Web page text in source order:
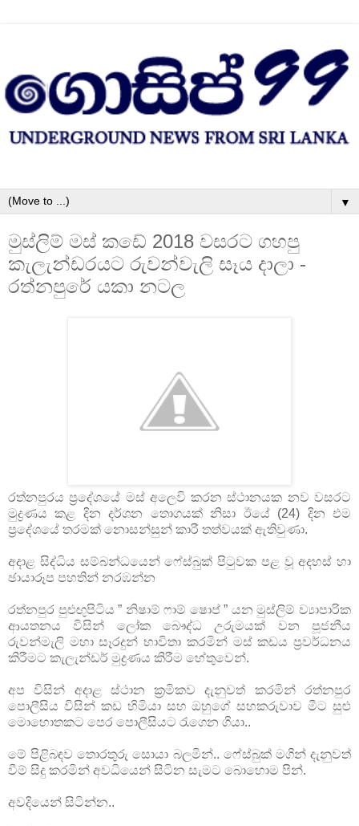
▼
මුස්ලිම් මස් කඩේ 2018 වසරට ගහපු
කැලැන්ඩරයට රුවන්වැලි සෑය දාලා -
රත්නපුරේ යකා නටල
රත්නපුරය ප්‍රදේශයේ මස් අලෙවි කරන ස්ථානයක නව වසරට
මුද්‍රණය කළ දින දර්ශන තොගයක් නිසා ඊයේ (24) දින එම
ප්‍රදේශයේ තරමක් නොසන්සුන් කාරී තත්වයක් ඇතිවුණා.
අදාළ සිද්ධිය සම්බන්ධයෙන් ෆේස්බුක් පිටුවක පළ වූ අදහස් හා
ඡායාරූප පහතින් නරඹන්න
රත්නපුර පුළුඟුපිටිය ” නිෂාම් ෆාම් ෂොප් ” යන මුස්ලිම් ව්‍යාපාරික
ආයතනය විසින් ලෝක බෞද්ධ උරුමයක් වන පූජනීය
රුවන්මැලි මහා සෑරදුන් භාවිතා කරමින් මස් කඩය ප්‍රවර්ධනය
කිරීමට කැලැන්ඩර් මුද්‍රණය කිරීම හේතුවෙන්.
අප විසින් අදාළ ස්ථාන ක්‍රමිකව දැනුවත් කරමින් රත්නපුර
පොලීසිය විසින් කඩ හිමියා සහ ඔහුගේ සහකරුවාව මීට සුළු
මොහොතකට පෙර පොලීසියට රැගෙන ගියා..
මේ පිළිබඳව තොරතුරු සොයා බලමින්.. ෆේස්බුක් මගින් දැනුවත්
වීම් සිදු කරමින් අවධියෙන් සිටින සැමට බොහොම පින්.
අවදියෙන් සිටින්න..